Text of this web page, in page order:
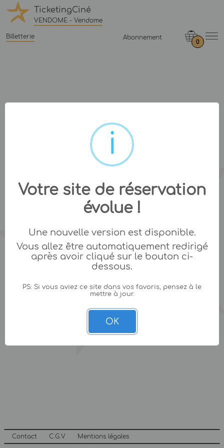
TicketingCiné
VENDOME - Vendome
Billetterie Abonnement
0
Contact C.G.V Mentions légales
Votre site de réservation
évolue !
Une nouvelle version est disponible.
Vous allez être automatiquement redirigé
après avoir cliqué sur le bouton ci-
dessous.
PS: Si vous aviez ce site dans vos favoris, pensez à le
mettre à jour.
OK